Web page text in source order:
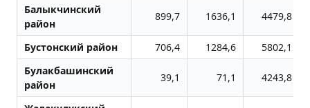
Балыкчинский
район
899,7 1636,1 4479,8
Бустонский район 706,4 1284,6
5802,1
Булакбашинский
район
39,1 71,1 4243,8